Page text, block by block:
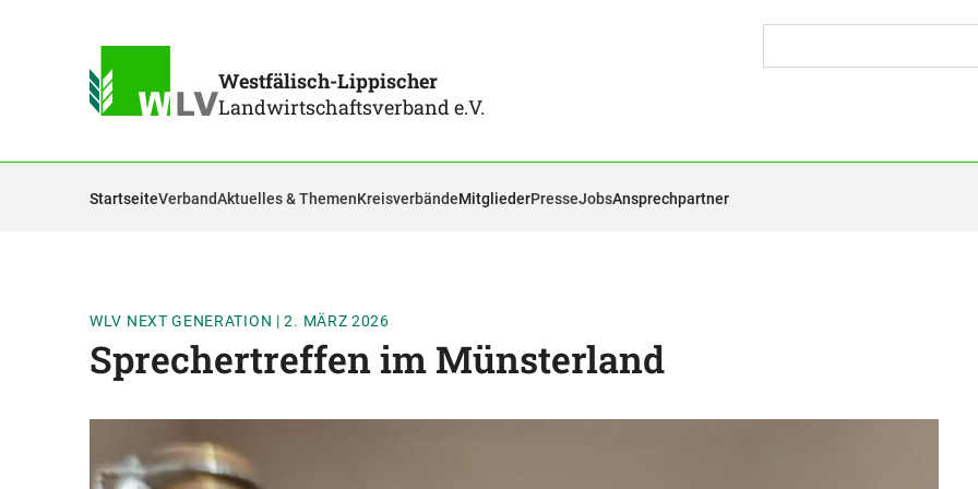
Westfälisch-Lippischer
Landwirtschaftsverband e.V.
StartseiteVerbandAktuelles & ThemenKreisverbändeMitgliederPresseJobsAnsprechpartner
WLV NEXT GENERATION |2. MÄRZ 2026
Sprechertreffen im Münsterland